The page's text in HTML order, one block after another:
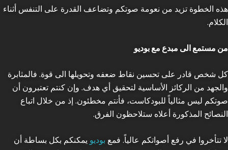
هذه الخطوة تزيد من نعومة صوتكم وتضاعف القدرة على التنفس أثناء
الكلام.
من مستمع الى مبدع مع بوديو
كل شخص قادر على تحسين نقاط ضعفه وتحويلها الى قوة. فالمثابرة
والجهد من الركائز الأساسية لتحقيق أي هدف. وإن كنتم تعتبرون أن
صوتكم ليس مثالياً للبودكاست، فأنتم مخطئون. إذ من خلال اتباع
النصائح المذكورة أعلاه ستلاحظون الفرق.
لا تتأخروا في رفع أصواتكم عالياً. فمع بوديو يمكنكم بكل بساطة أن